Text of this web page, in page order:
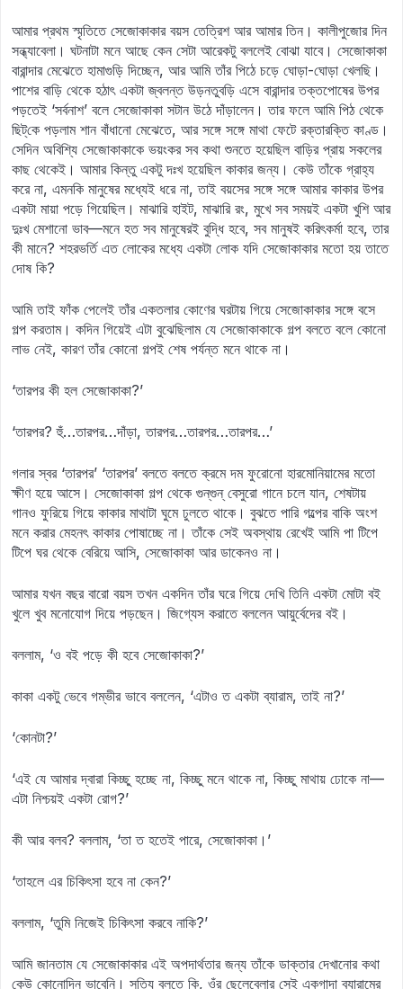
আমার প্রথম স্মৃতিতে সেজোকাকার বয়স তেত্রিশ আর আমার তিন। কালীপুজোর দিন
সন্ধ্যাবেলা। ঘটনাটা মনে আছে কেন সেটা আরেকটু বললেই বোঝা যাবে। সেজোকাকা
বারান্দার মেঝেতে হামাগুড়ি দিচ্ছেন, আর আমি তাঁর পিঠে চড়ে ঘোড়া-ঘোড়া খেলছি।
পাশের বাড়ি থেকে হঠাৎ একটা জ্বলন্ত উড়নতুবড়ি এসে বারান্দার তক্তপোষের উপর
পড়তেই ‘সর্বনাশ’ বলে সেজোকাকা সটান উঠে দাঁড়ালেন। তার ফলে আমি পিঠ থেকে
ছিট্‌কে পড়লাম শান বাঁধানো মেঝেতে, আর সঙ্গে সঙ্গে মাথা ফেটে রক্তারক্তি কাণ্ড।
সেদিন অবিশ্যি সেজোকাকাকে ভয়ংকর সব কথা শুনতে হয়েছিল বাড়ির প্রায় সকলের
কাছ থেকেই। আমার কিন্তু একটু দঃখ হয়েছিল কাকার জন্য। কেউ তাঁকে গ্রাহ্য
করে না, এমনকি মানুষের মধ্যেই ধরে না, তাই বয়সের সঙ্গে সঙ্গে আমার কাকার উপর
একটা মায়া পড়ে গিয়েছিল। মাঝারি হাইট, মাঝারি রং, মুখে সব সময়ই একটা খুশি আর
দুঃখ মেশানো ভাব—মনে হত সব মানুষেরই বুদ্ধি হবে, সব মানুষই করিৎকর্মা হবে, তার
কী মানে? শহরভর্তি এত লোকের মধ্যে একটা লোক যদি সেজোকাকার মতো হয় তাতে
দোষ কি?
আমি তাই ফাঁক পেলেই তাঁর একতলার কোণের ঘরটায় গিয়ে সেজোকাকার সঙ্গে বসে
গল্প করতাম। কদিন গিয়েই এটা বুঝেছিলাম যে সেজোকাকাকে গল্প বলতে বলে কোনো
লাভ নেই, কারণ তাঁর কোনো গল্পই শেষ পর্যন্ত মনে থাকে না।
‘তারপর কী হল সেজোকাকা?’
‘তারপর? হুঁ…তারপর…দাঁড়া, তারপর…তারপর…তারপর…’
গলার স্বর ‘তারপর’ ‘তারপর’ বলতে বলতে ক্রমে দম ফুরোনো হারমোনিয়ামের মতো
ক্ষীণ হয়ে আসে। সেজোকাকা গল্প থেকে গুন্‌গুন্ বেসুরো গানে চলে যান, শেষটায়
গানও ফুরিয়ে গিয়ে কাকার মাথাটা ঘুমে ঢুলতে থাকে। বুঝতে পারি গল্পের বাকি অংশ
মনে করার মেহনৎ কাকার পোষাচ্ছে না। তাঁকে সেই অবস্থায় রেখেই আমি পা টিপে
টিপে ঘর থেকে বেরিয়ে আসি, সেজোকাকা আর ডাকেনও না।
আমার যখন বছর বারো বয়স তখন একদিন তাঁর ঘরে গিয়ে দেখি তিনি একটা মোটা বই
খুলে খুব মনোযোগ দিয়ে পড়ছেন। জিগ্যেস করাতে বললেন আয়ুর্বেদের বই।
বললাম, ‘ও বই পড়ে কী হবে সেজোকাকা?’
কাকা একটু ভেবে গম্ভীর ভাবে বললেন, ‘এটাও ত একটা ব্যারাম, তাই না?’
‘কোনটা?’
‘এই যে আমার দ্বারা কিচ্ছু হচ্ছে না, কিচ্ছু মনে থাকে না, কিচ্ছু মাথায় ঢোকে না—
এটা নিশ্চয়ই একটা রোগ?’
কী আর বলব? বললাম, ‘তা ত হতেই পারে, সেজোকাকা।’
‘তাহলে এর চিকিৎসা হবে না কেন?’
বললাম, ‘তুমি নিজেই চিকিৎসা করবে নাকি?’
আমি জানতাম যে সেজোকাকার এই অপদার্থতার জন্য তাঁকে ডাক্তার দেখানোর কথা
কেউ কোনোদিন ভাবেনি। সত্যি বলতে কি, ওঁর ছেলেবেলার সেই একগাদা ব্যারামের